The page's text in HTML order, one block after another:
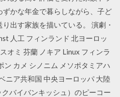
かな年金で暮らしながら、子ど
出す家族を描いている。 演劇・
人工 フィンランド 北ヨーロッ
オミ 芬蘭 ノキア Linux フィンラ
ン カメ シノニム メソポタミアハ
ニア共和国 中央ヨーロッパ 大陸
バイバンキッシュ）のピーコー